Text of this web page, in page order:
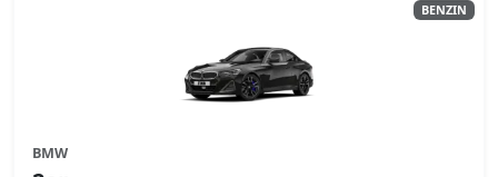
BENZIN
BMW